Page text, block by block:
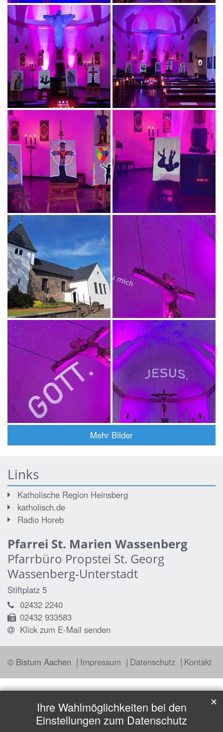
Mehr Bilder
Links
Katholische Region Heinsberg
katholisch.de
Radio Horeb
Pfarrei St. Marien Wassenberg
Pfarrbüro Propstei St. Georg
Wassenberg-Unterstadt
Stiftplatz 5
02432 2240
02432 933583
Klick zum E-Mail senden
© Bistum Aachen Impressum Datenschutz Kontakt
Ihre Wahlmöglichkeiten bei den
Einstellungen zum Datenschutz
✕